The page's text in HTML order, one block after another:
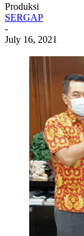
Produksi
SERGAP
-
July 16, 2021